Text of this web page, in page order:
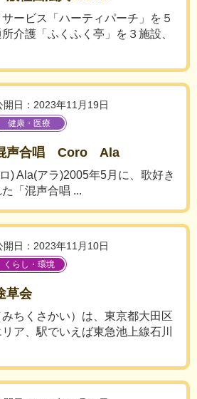
ービス「ハーティパーチ」を５
介護「ふくふく亭」を３施設、
開日：2023年11月19日
健康・医療
声合唱 Coro Ala
) Ala(アラ)2005年5月に、歌好き
「混声合唱 ...
開日：2023年11月10日
くらし・環境
草会
ちくさかい）は、東京都大田区
ア、駅でいえば東急池上線石川